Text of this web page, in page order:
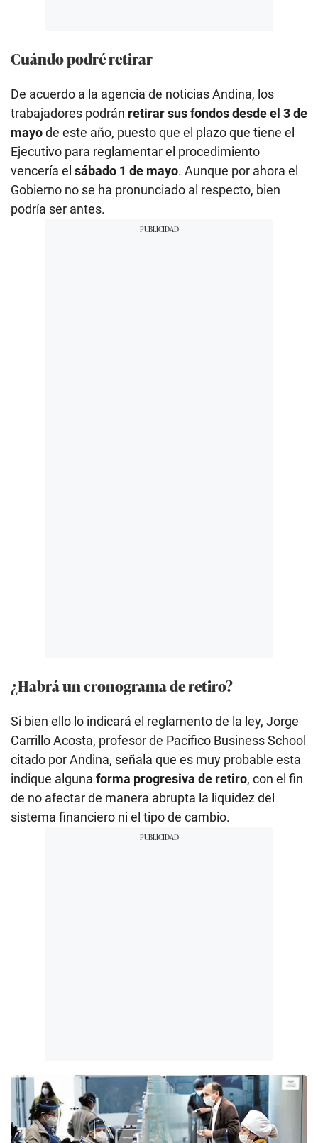
Cuándo podré retirar
De acuerdo a la agencia de noticias Andina, los
trabajadores podrán retirar sus fondos desde el 3 de
mayode este año, puesto que el plazo que tiene el
Ejecutivo para reglamentar el procedimiento
vencería el sábado 1 de mayo. Aunque por ahora el
Gobierno no se ha pronunciado al respecto, bien
podría ser antes.
¿Habrá un cronograma de retiro?
Si bien ello lo indicará el reglamento de la ley, Jorge
Carrillo Acosta, profesor de Pacifico Business School
citado por Andina, señala que es muy probable esta
indique alguna forma progresiva de retiro, con el fin
de no afectar de manera abrupta la liquidez del
sistema financiero ni el tipo de cambio.